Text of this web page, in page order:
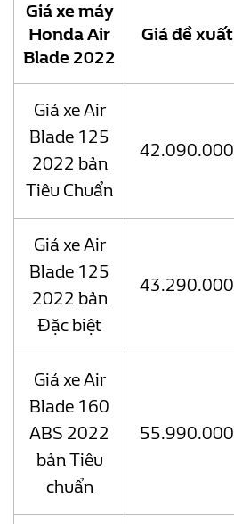
Giá xe máy
Honda Air
Blade 2022
Giá đề xuất
Giá xe Air
Blade 125
2022 bản
Tiêu Chuẩn
42.090.000
Giá xe Air
Blade 125
2022 bản
Đặc biệt
43.290.000
Giá xe Air
Blade 160
ABS 2022
bản Tiêu
chuẩn
55.990.000